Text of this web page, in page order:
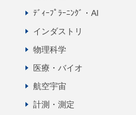
ﾃﾞｨｰﾌﾟﾗｰﾆﾝｸﾞ・AI
インダストリ
物理科学
医療・バイオ
航空宇宙
計測・測定